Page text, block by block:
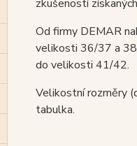
zkušeností
Od firmy DEMAR
velikosti 36/37 a
do velikosti 41/42.
Velikostní rozměry
tabulka.